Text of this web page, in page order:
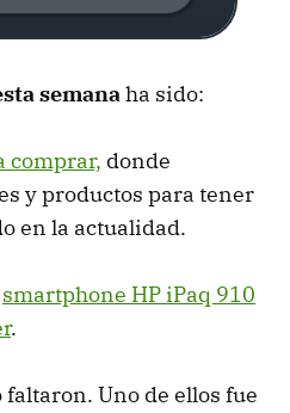
semanaha sido:
comprar, donde
y productos para tener
en la actualidad.
smartphone HP iPaq 910
.
Uno de ellos fue